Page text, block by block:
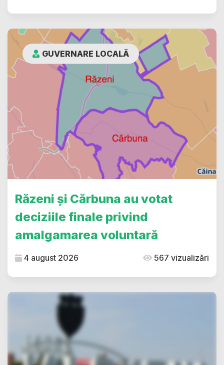
GUVERNARE LOCALĂ
Răzeni și Cărbuna au votat
deciziile finale privind
amalgamarea voluntară
4 august 2026 567 vizualizări